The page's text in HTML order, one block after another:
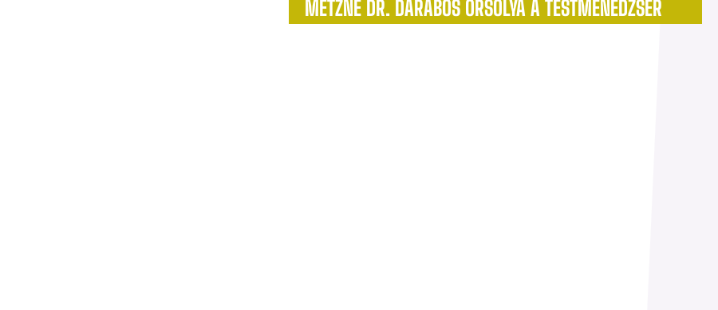
METZNÉ DR. DARABOS ORSOLYA A TESTMENEDZSER